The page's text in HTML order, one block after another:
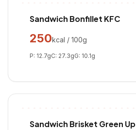
Sandwich Bonfillet KFC
250kcal / 100g
P: 12.7gC: 27.3gG: 10.1g
Sandwich Brisket Green Up